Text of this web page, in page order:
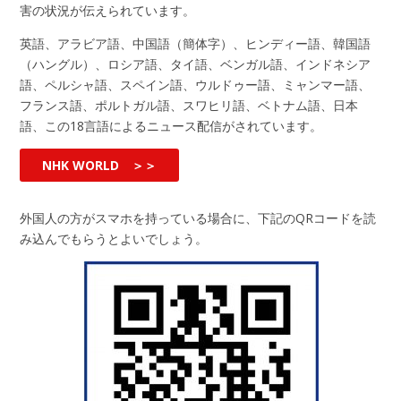
害の状況が伝えられています。
英語、アラビア語、中国語（簡体字）、ヒンディー語、韓国語
（ハングル）、ロシア語、タイ語、ベンガル語、インドネシア
語、ペルシャ語、スペイン語、ウルドゥー語、ミャンマー語、
フランス語、ポルトガル語、スワヒリ語、ベトナム語、日本
語、この18言語によるニュース配信がされています。
NHK WORLD ＞＞
外国人の方がスマホを持っている場合に、下記のQRコードを読
み込んでもらうとよいでしょう。